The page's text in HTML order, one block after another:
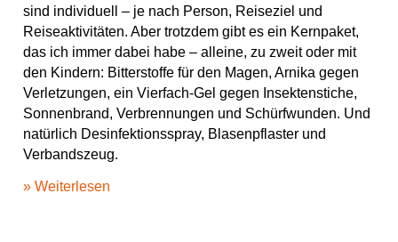
sind individuell – je nach Person, Reiseziel und
Reiseaktivitäten. Aber trotzdem gibt es ein Kernpaket,
das ich immer dabei habe – alleine, zu zweit oder mit
den Kindern: Bitterstoffe für den Magen, Arnika gegen
Verletzungen, ein Vierfach-Gel gegen Insektenstiche,
Sonnenbrand, Verbrennungen und Schürfwunden. Und
natürlich Desinfektionsspray, Blasenpflaster und
Verbandszeug.
» Weiterlesen